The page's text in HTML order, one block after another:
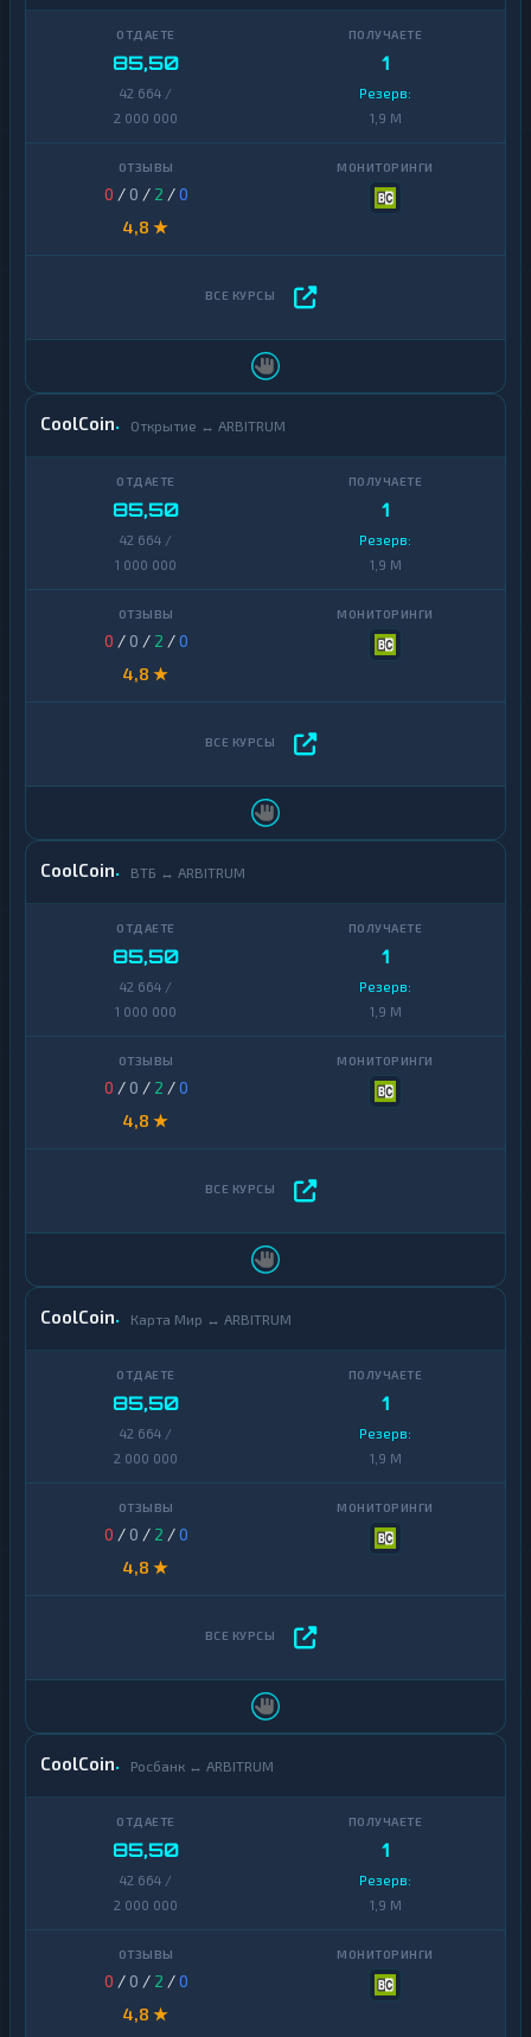
85,50
42 664 /
2 000 000
1
Резерв:
1,9 M
0 / 0 / 2 /0
4,8 ★
CoolCoin Открытие ↔ ARBITRUM
85,50
42 664 /
1 000 000
1
Резерв:
1,9 M
0 / 0 / 2 /0
4,8 ★
CoolCoin ВТБ ↔ ARBITRUM
85,50
42 664 /
1 000 000
1
Резерв:
1,9 M
0 / 0 / 2 /0
4,8 ★
CoolCoin Карта Мир ↔ ARBITRUM
85,50
42 664 /
2 000 000
1
Резерв:
1,9 M
0 / 0 / 2 /0
4,8 ★
CoolCoin Росбанк ↔ ARBITRUM
85,50
42 664 /
2 000 000
1
Резерв:
1,9 M
0 / 0 / 2 /0
4,8 ★